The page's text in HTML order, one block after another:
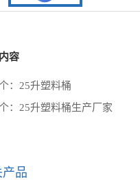
容
： 25升塑料桶
： 25升塑料桶生产厂家
品